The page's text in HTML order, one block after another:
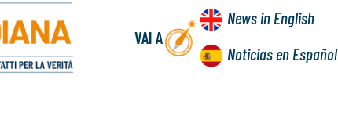
VAI A
Newsin English
Noticiasen Español